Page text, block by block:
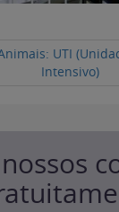
UTI
Intensivo)